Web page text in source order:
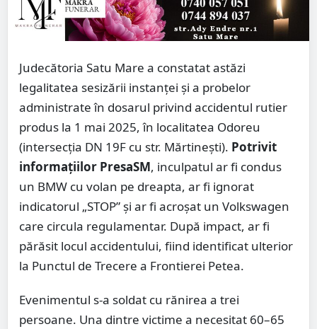
Judecătoria Satu Mare a constatat astăzi
legalitatea sesizării instanței și a probelor
administrate în dosarul privind accidentul rutier
produs la 1 mai 2025, în localitatea Odoreu
(intersecția DN 19F cu str. Mărtinești). Potrivit
informațiilor PresaSM, inculpatul ar fi condus
un BMW cu volan pe dreapta, ar fi ignorat
indicatorul „STOP” și ar fi acroșat un Volkswagen
care circula regulamentar. După impact, ar fi
părăsit locul accidentului, fiind identificat ulterior
la Punctul de Trecere a Frontierei Petea.
Evenimentul s-a soldat cu rănirea a trei
persoane. Una dintre victime a necesitat 60–65